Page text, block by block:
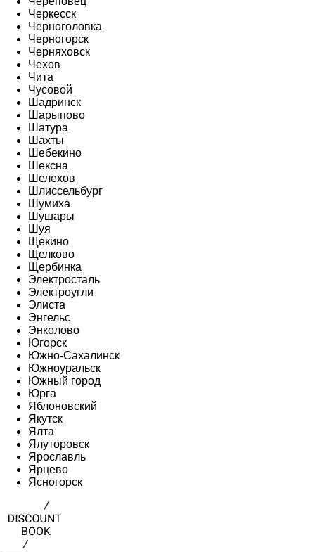
Черкесск
Черноголовка
Черногорск
Черняховск
Чехов
Чита
Чусовой
Шадринск
Шарыпово
Шатура
Шахты
Шебекино
Шексна
Шелехов
Шлиссельбург
Шумиха
Шушары
Шуя
Щекино
Щелково
Щербинка
Электросталь
Электроугли
Элиста
Энгельс
Энколово
Югорск
Южно-Сахалинск
Южноуральск
Южный город
Юрга
Яблоновский
Якутск
Ялта
Ялуторовск
Ярославль
Ярцево
Ясногорск